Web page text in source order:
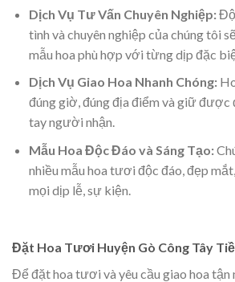
Dịch Vụ Tư Vấn Chuyên Nghiệp:
tình và chuyên nghiệp của chúng tôi
mẫu hoa phù hợp với từng dịp đặc
Dịch Vụ Giao Hoa Nhanh Chóng:
đúng giờ, đúng địa điểm và giữ
tay người nhận.
Mẫu Hoa Độc Đáo và Sáng Tạo:
nhiều mẫu hoa tươi độc đáo, đẹp
mọi dịp lễ, sự kiện.
Đặt Hoa Tươi Huyện Gò Công Tây
Để đặt hoa tươi và yêu cầu giao hoa tận